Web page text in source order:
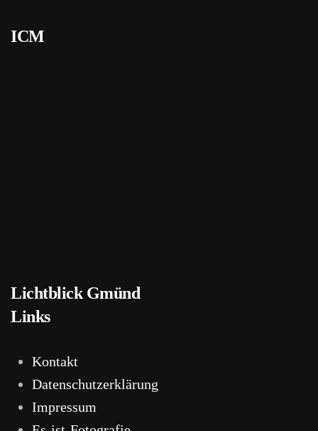
ICM
Lichtblick Gmünd
Links
Kontakt
Datenschutzerklärung
Impressum